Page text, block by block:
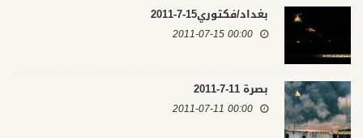
بغداد/فكتوري15-7-2011
00:00 2011-07-15
بصرة 11-7-2011
00:00 2011-07-11